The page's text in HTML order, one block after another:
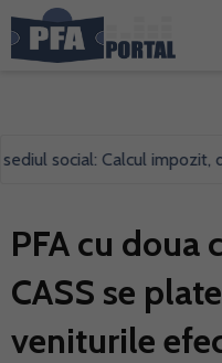
social: Calcul impozit,
PFA cu doua
CASS se
veniturile